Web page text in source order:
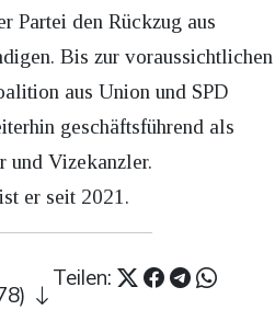
Partei den Rückzug aus
Bis zur voraussichtlichen
aus Union und SPD
geschäftsführend als
und Vizekanzler.
er seit 2021.
Teilen: